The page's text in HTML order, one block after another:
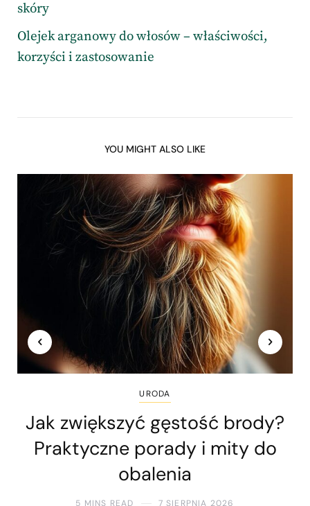
skóry
Olejek arganowy do włosów – właściwości,
korzyści i zastosowanie
YOU MIGHT ALSO LIKE
URODA
Jak zwiększyć gęstość brody?
Praktyczne porady i mity do
obalenia
5 MINS READ 7 SIERPNIA 2026